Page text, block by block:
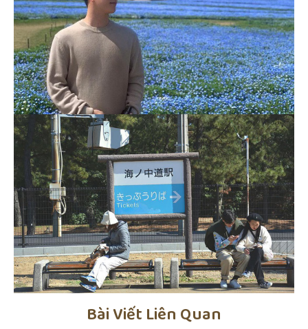
Bài Viết Liên Quan